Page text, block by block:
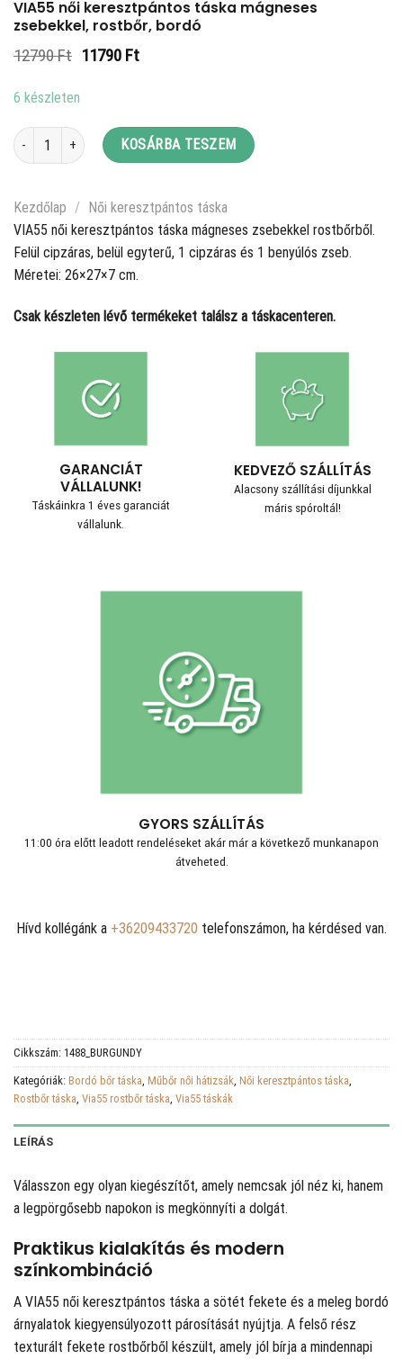
VIA55 női keresztpántos táska mágneses
zsebekkel, rostbőr, bordó
12790Ft Original
11790 FtCurrent
6 készleten
VIA55 női keresztpántos táska mágneses zsebekkel, rostbőr, bordó
KOSÁRBA TESZEM
Kezdőlap /
Női keresztpántos táska
VIA55 női keresztpántos táska mágneses zsebekkel rostbőrből.
Felül cipzáras, belül egyterű, 1 cipzáras és 1 benyúlós zseb.
Méretei: 26×27×7 cm.
Csak készleten lévő termékeket találsz a táskacenteren.
GARANCIÁT
VÁLLALUNK!
Táskáinkra 1 éves garanciát
vállalunk.
KEDVEZŐ SZÁLLÍTÁS
Alacsony szállítási díjunkkal
máris spóroltál!
GYORS SZÁLLÍTÁS
11:00 óra előtt leadott rendeléseket akár már a következő munkanapon
átveheted.
Hívd kollégánk a +36209433720 telefonszámon, ha kérdésed van.
Cikkszám: 1488_BURGUNDY
Kategóriák: Bordó bőr táska, Műbőr női hátizsák, Női keresztpántos táska,
Rostbőr táska, Via55 rostbőr táska, Via55 táskák
LEÍRÁS
Válasszon egy olyan kiegészítőt, amely nemcsak jól néz ki, hanem
a legpörgősebb napokon is megkönnyíti a dolgát.
Praktikus kialakítás és modern
színkombináció
A VIA55 női keresztpántos táska a sötét fekete és a meleg bordó
árnyalatok kiegyensúlyozott párosítását nyújtja. A felső rész
texturált fekete rostbőrből készült, amely jól bírja a mindennapi